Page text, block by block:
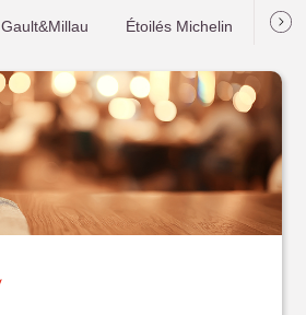
Gault&Millau Étoilés Michelin Les